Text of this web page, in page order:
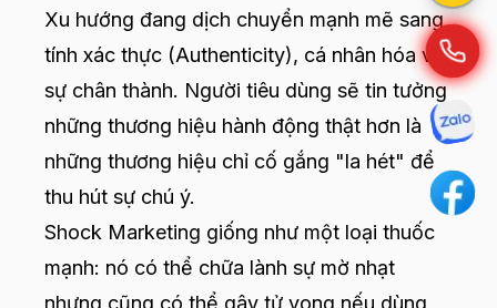
Xu hướng đang dịch chuyển mạnh mẽ sang
tính xác thực (Authenticity), cá nhân hóa và
sự chân thành. Người tiêu dùng sẽ tin tưởng
những thương hiệu hành động thật hơn là
những thương hiệu chỉ cố gắng "la hét" để
thu hút sự chú ý.
Shock Marketing giống như một loại thuốc
mạnh: nó có thể chữa lành sự mờ nhạt
nhưng cũng có thể gây tử vong nếu dùng